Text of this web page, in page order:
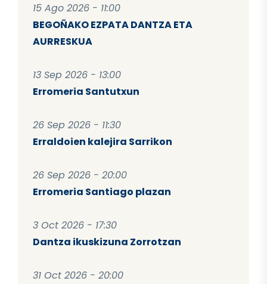
15 Ago 2026 - 11:00
BEGOÑAKO EZPATA DANTZA ETA
AURRESKUA
13 Sep 2026 - 13:00
Erromeria Santutxun
26 Sep 2026 - 11:30
Erraldoien kalejira Sarrikon
26 Sep 2026 - 20:00
Erromeria Santiago plazan
3 Oct 2026 - 17:30
Dantza ikuskizuna Zorrotzan
31 Oct 2026 - 20:00